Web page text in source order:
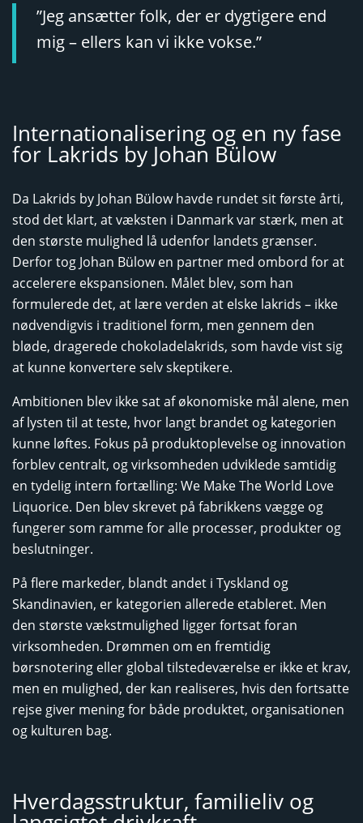
”Jeg ansætter folk, der er dygtigere end
mig – ellers kan vi ikke vokse.”
Internationalisering og en ny fase
for Lakrids by Johan Bülow
Da Lakrids by Johan Bülow havde rundet sit første årti,
stod det klart, at væksten i Danmark var stærk, men at
den største mulighed lå udenfor landets grænser.
Derfor tog Johan Bülow en partner med ombord for at
accelerere ekspansionen. Målet blev, som han
formulerede det, at lære verden at elske lakrids – ikke
nødvendigvis i traditionel form, men gennem den
bløde, dragerede chokoladelakrids, som havde vist sig
at kunne konvertere selv skeptikere.
Ambitionen blev ikke sat af økonomiske mål alene, men
af lysten til at teste, hvor langt brandet og kategorien
kunne løftes. Fokus på produktoplevelse og innovation
forblev centralt, og virksomheden udviklede samtidig
en tydelig intern fortælling: We Make The World Love
Liquorice. Den blev skrevet på fabrikkens vægge og
fungerer som ramme for alle processer, produkter og
beslutninger.
På flere markeder, blandt andet i Tyskland og
Skandinavien, er kategorien allerede etableret. Men
den største vækstmulighed ligger fortsat foran
virksomheden. Drømmen om en fremtidig
børsnotering eller global tilstedeværelse er ikke et krav,
men en mulighed, der kan realiseres, hvis den fortsatte
rejse giver mening for både produktet, organisationen
og kulturen bag.
Hverdagsstruktur, familieliv og